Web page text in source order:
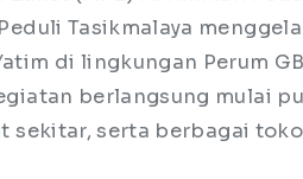
Tasikmalaya
di lingkungan Perum
berlangsung mulai
sekitar, serta berbagai